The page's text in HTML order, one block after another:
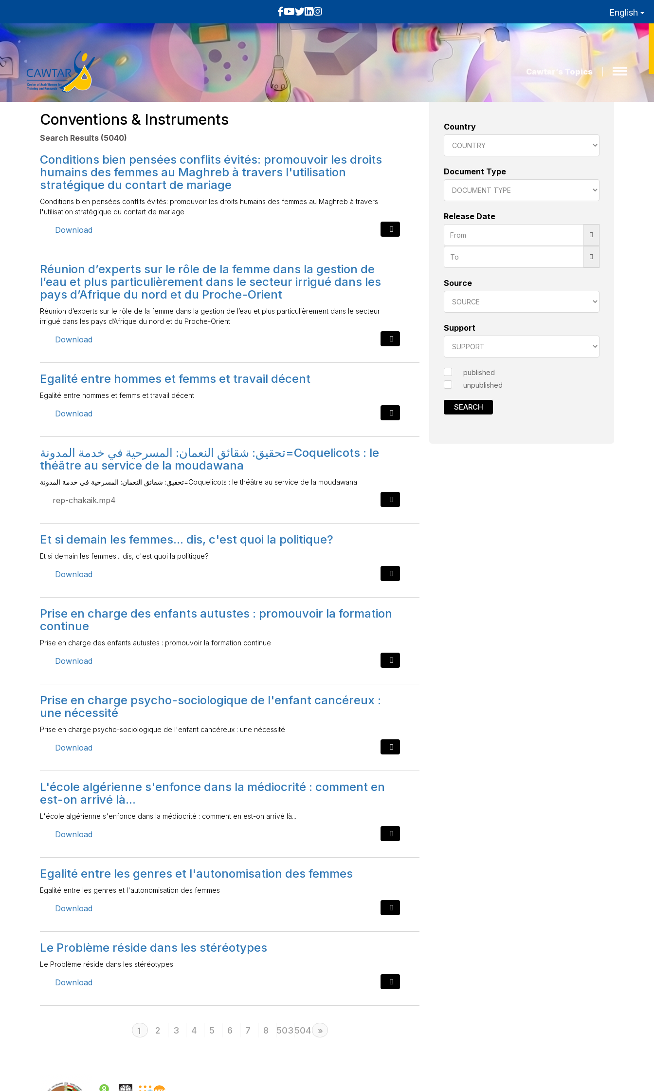
English
Cawtar’s Topics
Conventions & Instruments
Search Results (5040)
Conditions bien pensées conflits évités: promouvoir les droits
humains des femmes au Maghreb à travers l'utilisation
stratégique du contart de mariage
Conditions bien pensées conflits évités: promouvoir les droits humains des femmes au Maghreb à travers
l'utilisation stratégique du contart de mariage
Download
Réunion d’experts sur le rôle de la femme dans la gestion de
l’eau et plus particulièrement dans le secteur irrigué dans les
pays d’Afrique du nord et du Proche-Orient
Réunion d’experts sur le rôle de la femme dans la gestion de l’eau et plus particulièrement dans le secteur
irrigué dans les pays d’Afrique du nord et du Proche-Orient
Download
Egalité entre hommes et femms et travail décent
Egalité entre hommes et femms et travail décent
Download
تحقيق: شقائق النعمان: المسرحية في خدمة المدونة=Coquelicots : le
théâtre au service de la moudawana
تحقيق: شقائق النعمان: المسرحية في خدمة المدونة=Coquelicots : le théâtre au service de la moudawana
rep-chakaik.mp4
Et si demain les femmes... dis, c'est quoi la politique?
Et si demain les femmes... dis, c'est quoi la politique?
Download
Prise en charge des enfants autustes : promouvoir la formation
continue
Prise en charge des enfants autustes : promouvoir la formation continue
Download
Prise en charge psycho-sociologique de l'enfant cancéreux :
une nécessité
Prise en charge psycho-sociologique de l'enfant cancéreux : une nécessité
Download
L'école algérienne s'enfonce dans la médiocrité : comment en
est-on arrivé là...
L'école algérienne s'enfonce dans la médiocrité : comment en est-on arrivé là...
Download
Egalité entre les genres et l'autonomisation des femmes
Egalité entre les genres et l'autonomisation des femmes
Download
Le Problème réside dans les stéréotypes
Le Problème réside dans les stéréotypes
Download
1 2 3 4 5 6 7 8 503504 » Next
Country
Document Type
Release Date
Source
Support
published
unpublished
SEARCH